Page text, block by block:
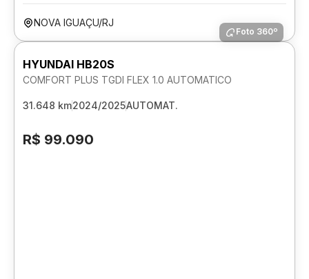
NOVA IGUAÇU/RJ
Foto 360º
HYUNDAI HB20S
COMFORT PLUS TGDI FLEX 1.0 AUTOMATICO
31.648 km2024/2025AUTOMAT.
R$ 99.090